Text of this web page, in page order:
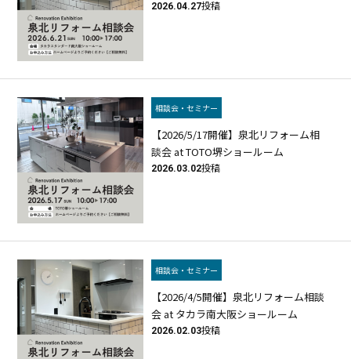
2026.04.27投稿
相談会・セミナー
【2026/5/17開催】泉北リフォーム相
談会 at TOTO堺ショールーム
2026.03.02投稿
相談会・セミナー
【2026/4/5開催】泉北リフォーム相談
会 at タカラ南大阪ショールーム
2026.02.03投稿